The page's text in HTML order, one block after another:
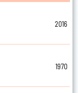
2016
1970